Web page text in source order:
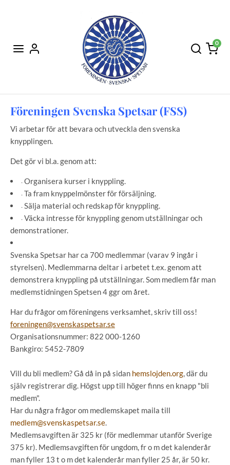
0
Föreningen Svenska Spetsar (FSS)
Vi arbetar för att bevara och utveckla den svenska
knypplingen.
Det gör vi bl.a. genom att:
-Organisera kurser i knyppling.
- Ta fram knyppelmönster för försäljning.
-Sälja material och redskap för knyppling.
- Väcka intresse för knyppling genom utställningar och
demonstrationer.
Svenska Spetsar har ca 700 medlemmar (varav 9 ingår i
styrelsen). Medlemmarna deltar i arbetet t.ex. genom att
demonstrera knyppling på utställningar. Som medlem får man
medlemstidningen Spetsen 4 ggr om året.
Har du frågor om föreningens verksamhet, skriv till oss!
foreningen@svenskaspetsar.se
Organisationsnummer: 822 000-1260
Bankgiro: 5452-7809
Vill du bli medlem? Gå då in på sidan hemslojden.org, där du
själv registrerar dig. Högst upp till höger finns en knapp "bli
medlem".
Har du några frågor om medlemskapet maila till
medlem@svenskaspetsar.se.
Medlemsavgiften är 325 kr (för medlemmar utanför Sverige
375 kr). Medlemsavgiften för ungdom, fr o m det kalenderår
man fyller 13 t o m det kalenderår man fyller 25 år, är 50 kr.